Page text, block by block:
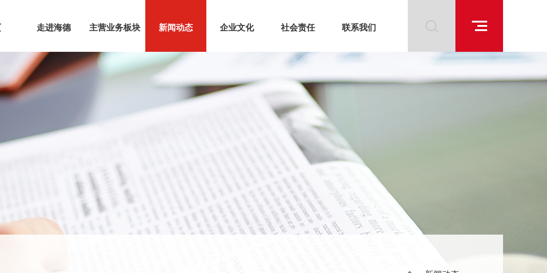
走进海德 主营业务板块 新闻动态 企业文化 社会责任 联系我们